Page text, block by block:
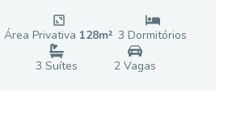
Área Privativa 128m² 3 Dormitórios
3 Suítes 2Vagas